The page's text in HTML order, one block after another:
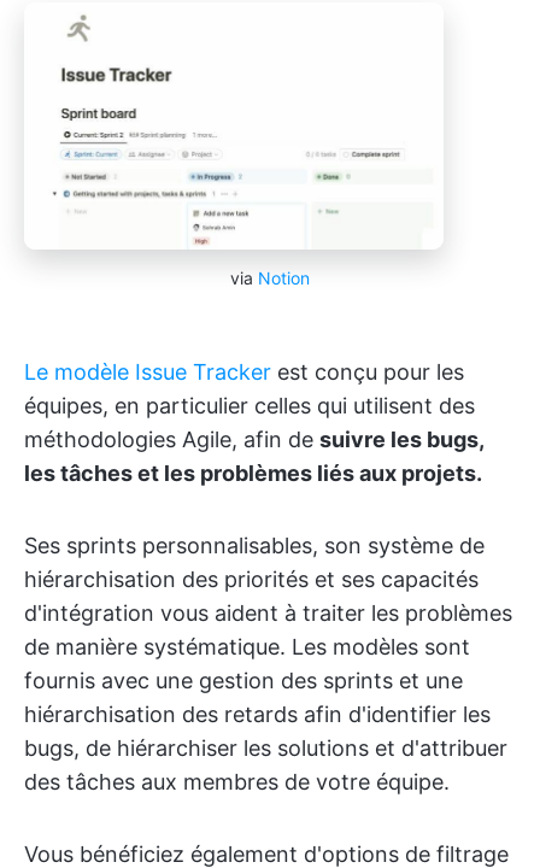
via Notion
Le modèle Issue Tracker est conçu pour les
équipes, en particulier celles qui utilisent des
méthodologies Agile, afin de suivre les bugs,
les tâches et les problèmes liés aux projets.
Ses sprints personnalisables, son système de
hiérarchisation des priorités et ses capacités
d'intégration vous aident à traiter les problèmes
de manière systématique. Les modèles sont
fournis avec une gestion des sprints et une
hiérarchisation des retards afin d'identifier les
bugs, de hiérarchiser les solutions et d'attribuer
des tâches aux membres de votre équipe.
Vous bénéficiez également d'options de filtrage